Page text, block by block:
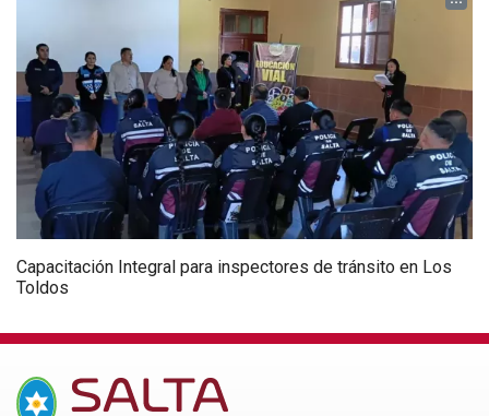
Capacitación Integral para inspectores de tránsito en Los
Toldos